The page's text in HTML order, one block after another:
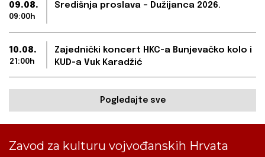
09.08.
09:00h
Središnja proslava – Dužijanca 2026.
10.08.
21:00h
Zajednički koncert HKC-a Bunjevačko kolo i
KUD-a Vuk Karadžić
Pogledajte sve
Zavod za kulturu vojvođanskih Hrvata